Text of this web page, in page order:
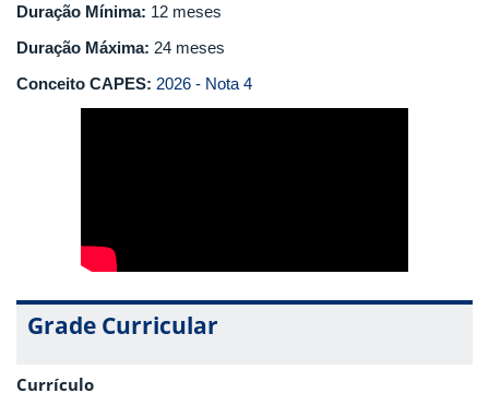
Duração Mínima: 12 meses
Duração Máxima: 24 meses
Conceito CAPES: 2026 - Nota 4
Grade Curricular
Currículo